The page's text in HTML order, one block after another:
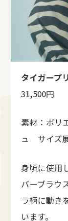
タイガープ
31,500円
素材：ポリ
ュ サイズ
身頃に使用
バーブラウ
ラ柄に動き
います。